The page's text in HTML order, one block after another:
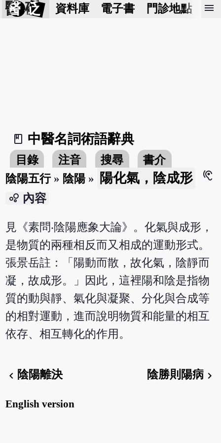
醫 砭 資料庫 電子書 門診地點 預
menu
book_2
中醫名詞術語辭典
目錄 注音 搜尋
書介
陰陽五行» 陰陽 » 陽化氣，陰成形
hearing
bubble_chart 內容
見《素問‧陰陽應象大論》。化氣與成形，
是物質的兩種相反而又相成的運動形式。
張景岳註：「陽動而散，故化氣，陰靜而
凝，故成形。」因此，這裡陽和陰是指物
質的動與靜、氣化與凝聚、分化與合成等
的相對運動，進而說明物質和能量的相互
依存、相互轉化的作用。
chevron_left 陰陽離決 陰勝則陽病chevron_right
English version